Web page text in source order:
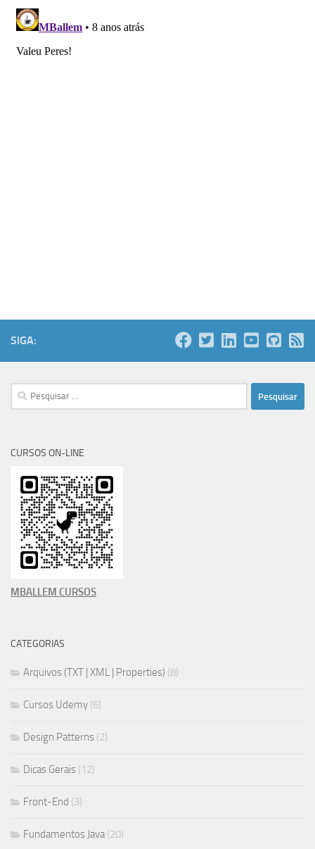
SIGA:
Pesquisar
por:
CURSOS ON-LINE
MBALLEM CURSOS
CATEGORIAS
Arquivos (TXT | XML | Properties) (8)
Cursos Udemy (6)
Design Patterns (2)
Dicas Gerais (12)
Front-End (3)
Fundamentos Java(20)